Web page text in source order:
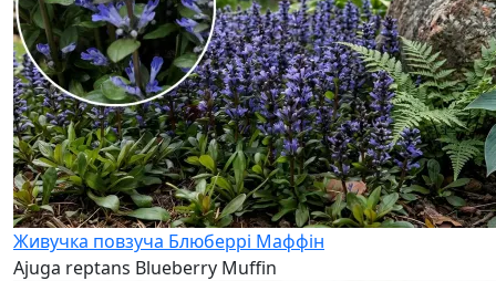
Живучка повзуча Блюберрі Маффін
Ajuga reptans Blueberry Muffin